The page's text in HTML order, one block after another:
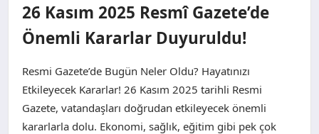
GÜNCEL
SAĞLIK
26 Kasım 2025 Resmî Gazete’de
Önemli Kararlar Duyuruldu!
Resmi Gazete’de Bugün Neler Oldu? Hayatınızı
Etkileyecek Kararlar! 26 Kasım 2025 tarihli Resmi
Gazete, vatandaşları doğrudan etkileyecek önemli
kararlarla dolu. Ekonomi, sağlık, eğitim gibi pek çok